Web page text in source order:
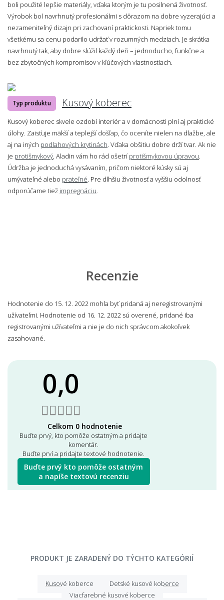
boli použité lepšie materiály, vďaka ktorým je tu posilnená životnosť.
Výrobok bol navrhnutý profesionálmi s dôrazom na dobre vyzerajúci a
nezameniteľný dizajn pri zachovaní praktickosti. Napriek tomu
všetkému sa cenu podarilo udržať v rozumných medziach. Je skrátka
navrhnutý tak, aby dobre slúžil každý deň – jednoducho, funkčne a
bez zbytočných kompromisov v kľúčových vlastnostiach.
Typ produktu Kusový koberec
Kusový koberec skvele ozdobí interiér a v domácnosti plní aj praktické
úlohy. Zaisťuje mäkší a teplejší došľap, čo oceníte nielen na dlažbe, ale
aj na iných podlahových krytinách . Vďaka obšitiu dobre drží tvar. Ak nie
je protišmykový , Aladin vám ho rád ošetríprotišmykovou úpravou
Údržba je jednoduchá vysávaním, pričom niektoré kúsky sú aj
umývateľné alebo prateľné . Pre dlhšiu životnosť a vyššiu odolnosť
odporúčame tiež impregnáciu
Recenzie
Hodnotenie do 15. 12. 2022 mohla byť pridaná aj neregistrovanými
užívateľmi. Hodnotenie od 16. 12. 2022 sú overené, pridané iba
registrovanými užívateľmi a nie je do nich správcom akokoľvek
zasahované.
0,0
Celkom 0 hodnotenie
Buďte prvý, kto pomôže ostatným a pridajte
komentár.
Buďte prví a pridajte textové hodnotenie.
Buďte prvý kto pomôže ostatným
a napíše textovú recenziu
PRODUKT JE ZARADENÝ DO TÝCHTO KATEGÓRIÍ
Kusové koberce
Detské kusové koberce
Viacfarebné kusové koberce